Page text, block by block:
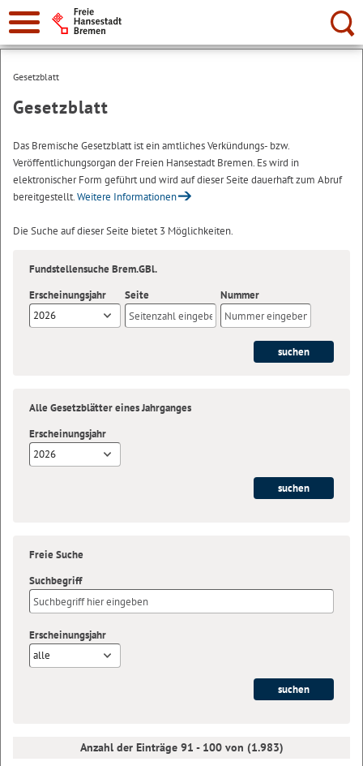
Suche:
Gesetzblatt
Gesetzblatt
Das Bremische Gesetzblatt ist ein amtliches Verkündungs- bzw.
Veröffentlichungsorgan der Freien Hansestadt Bremen. Es wird in
elektronischer Form geführt und wird auf dieser Seite dauerhaft zum Abruf
bereitgestellt.Weitere Informationen
Die Suche auf dieser Seite bietet 3 Möglichkeiten.
Fundstellensuche Brem.GBl.
Erscheinungsjahr
2026
Seite Nummer
Alle Gesetzblätter eines Jahrganges
Erscheinungsjahr
2026
Freie Suche
Suchbegriff
Erscheinungsjahr
alle
Anzahl der Einträge 91 - 100 von (1.983)